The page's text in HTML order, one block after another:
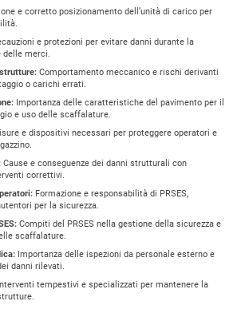
e corretto posizionamento dell’unità di carico per
e protezioni per evitare danni durante la
delle merci.
Comportamento meccanico e rischi derivanti
o carichi errati.
Importanza delle caratteristiche del pavimento per il
e uso delle scaffalature.
e dispositivi necessari per proteggere operatori e
Cause e conseguenze dei danni strutturali con
correttivi.
Formazione e responsabilità di PRSES,
per la sicurezza.
Compiti del PRSES nella gestione della sicurezza e
scaffalature.
Importanza delle ispezioni da personale esterno e
danni rilevati.
tempestivi e specializzati per mantenere la